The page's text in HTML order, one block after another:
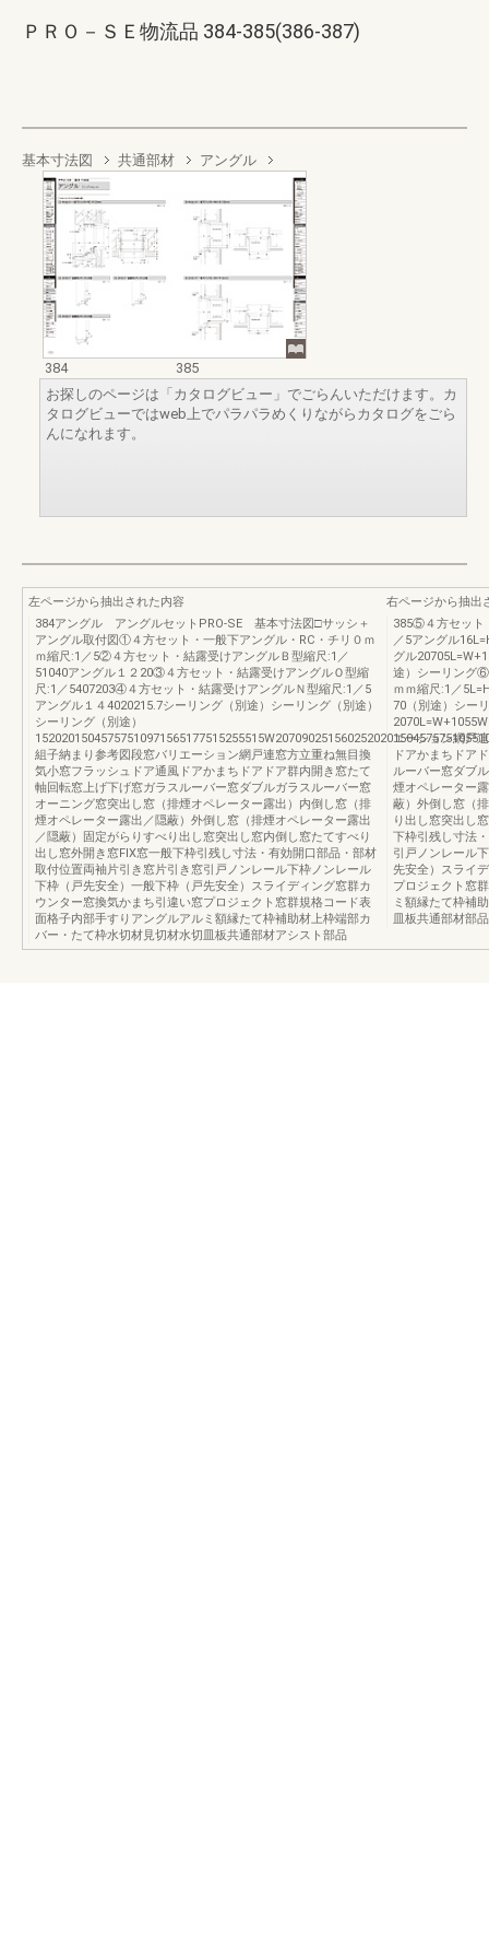
ＰＲＯ－ＳＥ物流品 384-385(386-387)
基本寸法図 共通部材 アングル
384
385
お探しのページは「カタログビュー」でごらんいただけます。カ
タログビューではweb上でパラパラめくりながらカタログをごら
んになれます。
左ページから抽出された内容
384アングル アングルセットPRO-SE 基本寸法図□サッシ＋
アングル取付図①４方セット・一般下アングル・RC・チリ０ｍ
ｍ縮尺:1／5②４方セット・結露受けアングルＢ型縮尺:1／
51040アングル１２20③４方セット・結露受けアングルＯ型縮
尺:1／5407203④４方セット・結露受けアングルＮ型縮尺:1／5
アングル１４4020215.7シーリング（別途）シーリング（別途）
シーリング（別途）
組子納まり参考図段窓バリエーション網戸連窓方立重ね無目換
気小窓フラッシュドア通風ドアかまちドアドア群内開き窓たて
軸回転窓上げ下げ窓ガラスルーバー窓ダブルガラスルーバー窓
オーニング窓突出し窓（排煙オペレーター露出）内倒し窓（排
煙オペレーター露出／隠蔽）外倒し窓（排煙オペレーター露出
／隠蔽）固定がらりすべり出し窓突出し窓内倒し窓たてすべり
出し窓外開き窓FIX窓一般下枠引残し寸法・有効開口部品・部材
取付位置両袖片引き窓片引き窓引戸ノンレール下枠ノンレール
下枠（戸先安全）一般下枠（戸先安全）スライディング窓群カ
ウンター窓換気かまち引違い窓プロジェクト窓群規格コード表
面格子内部手すりアングルアルミ額縁たて枠補助材上枠端部カ
バー・たて枠水切材見切材水切皿板共通部材アシスト部品
右ページから抽出
385⑤４方セット
／5アングル
グル
途）シーリング
ｍｍ縮尺:1／
70（別途）シー
エーション網戸
ドアかまちドア
ルーバー窓ダブ
煙オペレーター
蔽）外倒し窓（
り出し窓突出し
下枠引残し寸法
引戸ノンレール
先安全）スライ
プロジェクト窓
ミ額縁たて枠補
皿板共通部材部